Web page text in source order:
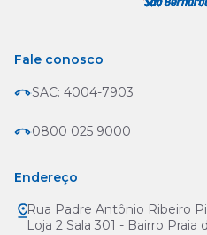
Fale conosco
SAC: 4004-7903
0800 025 9000
Endereço
Rua Padre Antônio Ribeiro
Loja 2 Sala 301 - Bairro Praia